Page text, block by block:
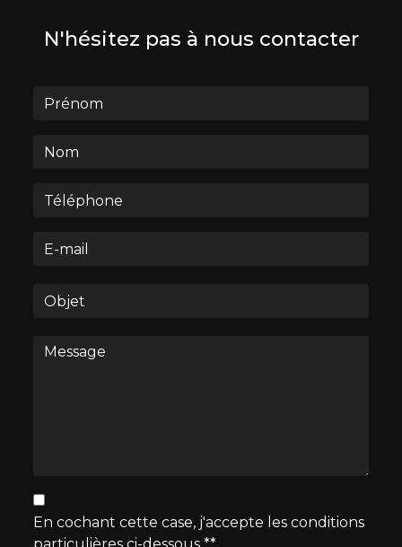
N'hésitez pas à nous contacter
En cochant cette case, j'accepte les conditions